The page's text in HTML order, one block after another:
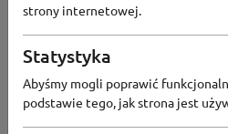
strony internetowej.
Statystyka
Abyśmy mogli poprawić
podstawie tego, jak strona jest